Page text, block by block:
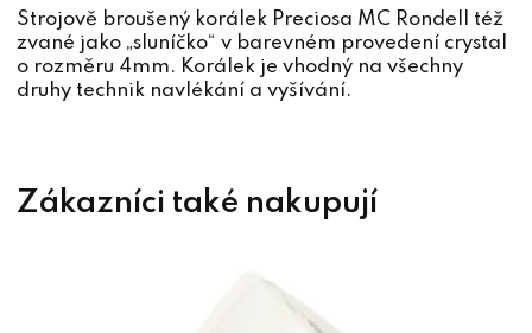
Strojově broušený korálek Preciosa MC Rondell též
zvané jako „sluníčko“ v barevném provedení crystal
o rozměru 4mm. Korálek je vhodný na všechny
druhy technik navlékání a vyšívání.